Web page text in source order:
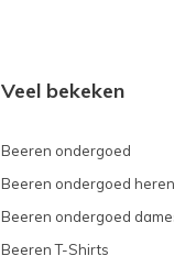
Veel bekeken
Beeren ondergoed
Beeren ondergoed heren
Beeren ondergoed
Beeren T-Shirts